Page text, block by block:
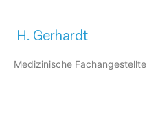
H. Gerhardt
Medizinische Fachangestellte